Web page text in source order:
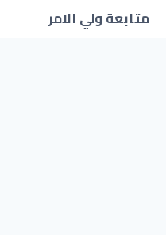
متابعة ولي الامر